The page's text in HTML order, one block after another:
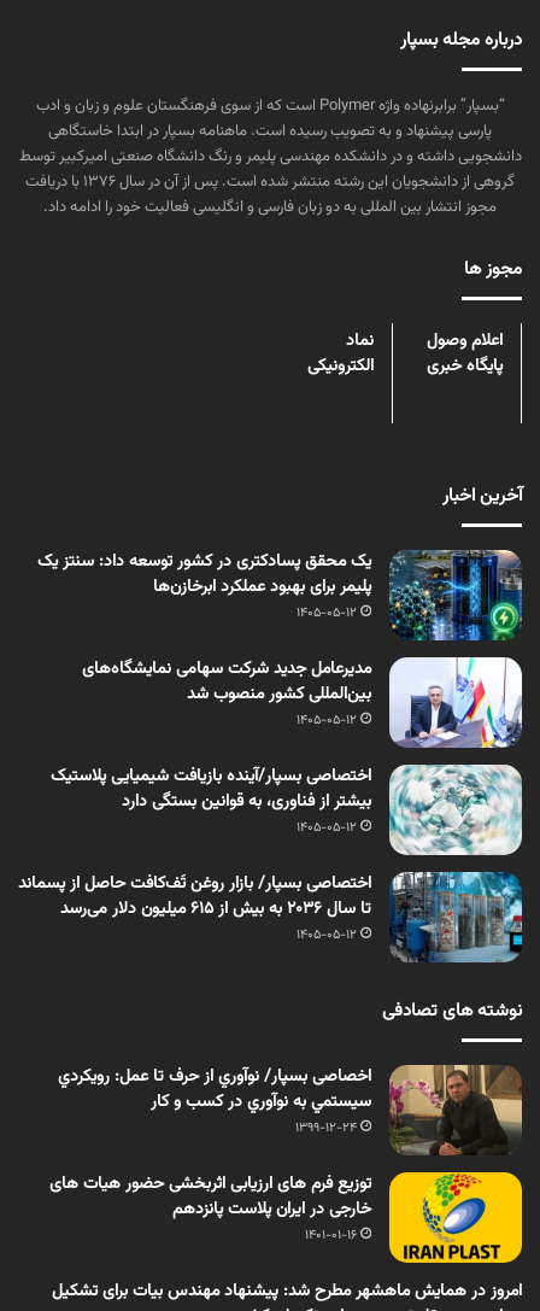
درباره مجله بسپار
“بسپار” برابرنهاده واژه Polymer است که از سوی فرهنگستان علوم و زبان و ادب
پارسی پیشنهاد و به تصویب رسیده است. ماهنامه بسپار در ابتدا خاستگاهی
دانشجویی داشته و در دانشکده مهندسی پلیمر و رنگ دانشگاه صنعتی امیرکبیر توسط
گروهی از دانشجویان این رشته منتشر شده است. پس از آن در سال ۱۳۷۶ با دریافت
مجوز انتشار بین المللی به دو زبان فارسی و انگلیسی فعالیت خود را ادامه داد.
مجوز ها
اعلام وصول
پایگاه خبری
نماد
الکترونیکی
آخرین اخبار
یک محقق پسادکتری در کشور توسعه داد: سنتز یک
پلیمر برای بهبود عملکرد ابرخازن‌ها
1405-05-12
مدیرعامل جدید شرکت سهامی نمایشگاه‌های
بین‌المللی کشور منصوب شد
1405-05-12
اختصاصی بسپار/آینده بازیافت شیمیایی پلاستیک
بیشتر از فناوری، به قوانین بستگی دارد
1405-05-12
اختصاصی بسپار/ بازار روغن تَف‌کافت حاصل از پسماند
تا سال ۲۰۳۶ به بیش از ۶۱۵ میلیون دلار می‌رسد
1405-05-12
نوشته های تصادفی
اخصاصی بسپار/ نوآوري از حرف تا عمل: رويكردي
سيستمي به نوآوري در كسب و كار
1399-12-24
توزیع فرم های ارزیابی اثربخشی حضور هیات های
خارجی در ایران پلاست پانزدهم
1401-01-16
امروز در همایش ماهشهر مطرح شد: پیشنهاد مهندس بیات برای تشکیل